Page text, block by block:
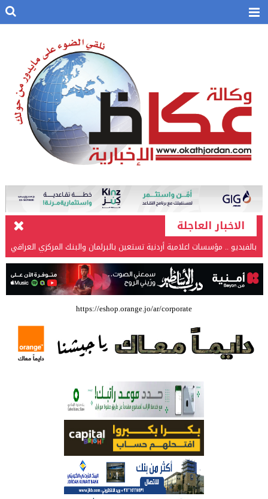
الاخبار العاجلة
بالفيديو .. مؤسسات اعلامية أردنية تستعين بالبرلمان والبنك المركزي العراقي
في قضيتها مع طارق الحسن
بالفيديو .. إرادة القائد ثم التعليم ثم الصناعة والزراعة قذفت ببنجلاديش خلال
عشرين عاما من دخل الفرد ٤٠٠$ سنويا الى ٦٠٠٠ $ ، فهل نستطيع ؟؟؟؟؟
شركة تسابيح للسياحة والسفر تسير اول رحلة لحجاج بيت الله الحرام عبر مطار
الملكة علياء الدولي – صور
العلمية الثقافية الأردنية
حملة للتبرع بالدم في جامعة الزيتونة الأردنية
https://eshop.orange.jo/ar/corporate